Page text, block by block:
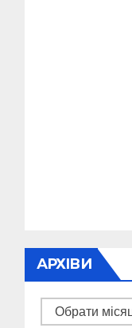
АРХІВИ
Архіви